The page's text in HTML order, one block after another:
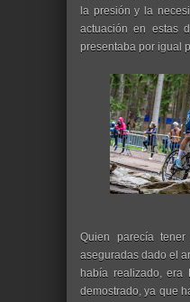
la presión y la
actuación en estas
presentaba por igual
Quien parecía
aseguradas dado el
había realizado,
demostrado, ya que